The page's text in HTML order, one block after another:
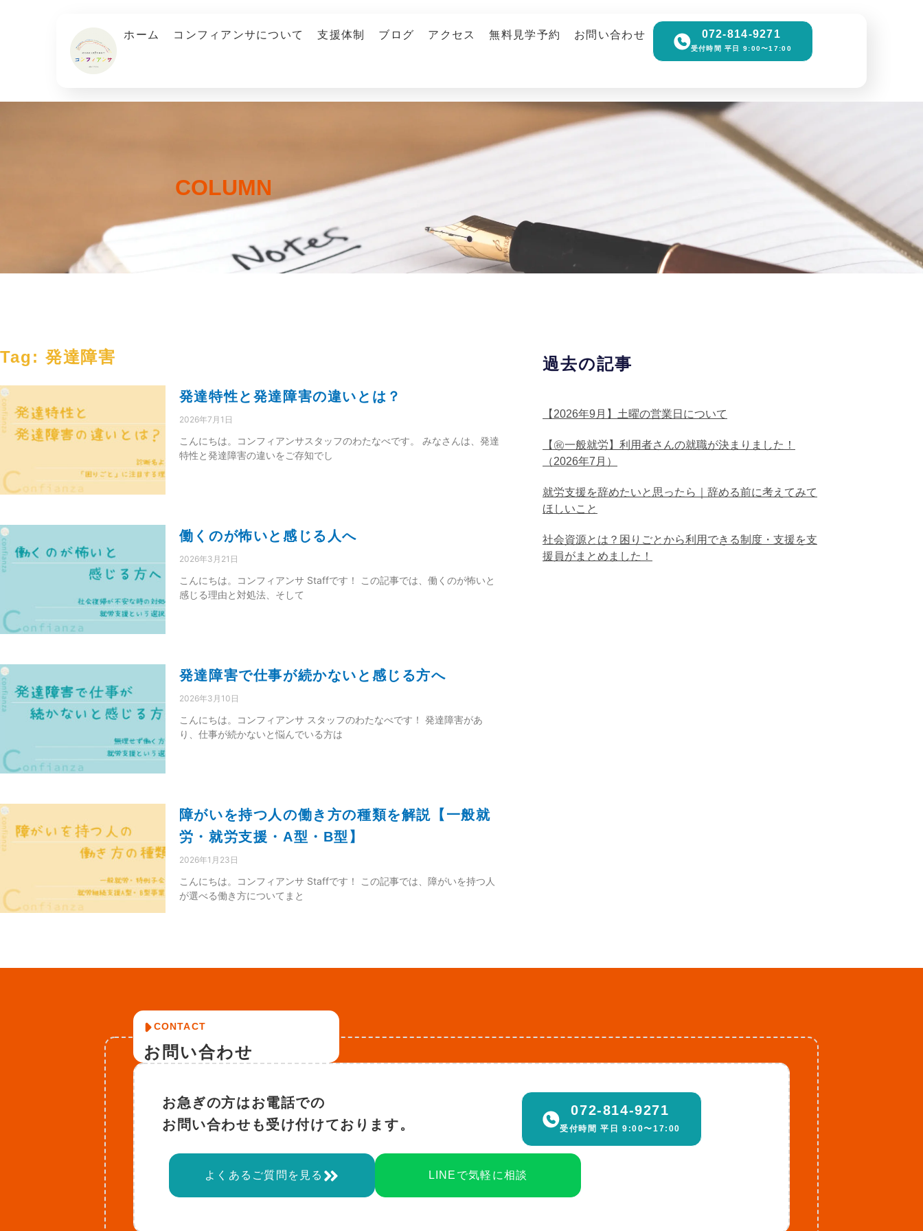
プ
ホーム コンフィアンサについて 支援体制 ブログ アクセス 無料見学予約 お問い合わせ 072-814-9271
受付時間 平日 9:00〜17:00
COLUMN
Tag: 発達障害
発達特性と発達障害の違いとは？
2026年7月1日
こんにちは。コンフィアンサスタッフのわたなべです。 みなさんは、発達
特性と発達障害の違いをご存知でし
働くのが怖いと感じる人へ
2026年3月21日
こんにちは。コンフィアンサ Staffです！ この記事では、働くのが怖いと
感じる理由と対処法、そして
発達障害で仕事が続かないと感じる方へ
2026年3月10日
こんにちは。コンフィアンサ スタッフのわたなべです！ 発達障害があ
り、仕事が続かないと悩んでいる方は
障がいを持つ人の働き方の種類を解説【一般就
労・就労支援・A型・B型】
2026年1月23日
こんにちは。コンフィアンサ Staffです！ この記事では、障がいを持つ人
が選べる働き方についてまと
過去の記事
【2026年9月】土曜の営業日について
【㊗一般就労】利用者さんの就職が決まりました！
（2026年7月）
就労支援を辞めたいと思ったら｜辞める前に考えてみて
ほしいこと
社会資源とは？困りごとから利用できる制度・支援を支
援員がまとめました！
CONTACT
お問い合わせ
お急ぎの方はお電話での
お問い合わせも受け付けております。
072-814-9271
受付時間 平日 9:00〜17:00
よくあるご質問を見る LINEで気軽に相談